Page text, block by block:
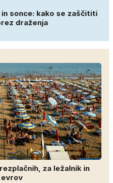
sonce: kako se zaščititi
draženja
za ležalnik in